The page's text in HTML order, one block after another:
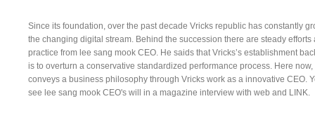
Since its foundation, over the past decade Vricks republic has constantly
the changing digital stream. Behind the succession there are steady efforts
practice from lee sang mook CEO. He saids that Vricks’s establishment
is to overturn a conservative standardized performance process. Here now,
conveys a business philosophy through Vricks work as a innovative CEO.
see lee sang mook CEO's will in a magazine interview with web and LINK.